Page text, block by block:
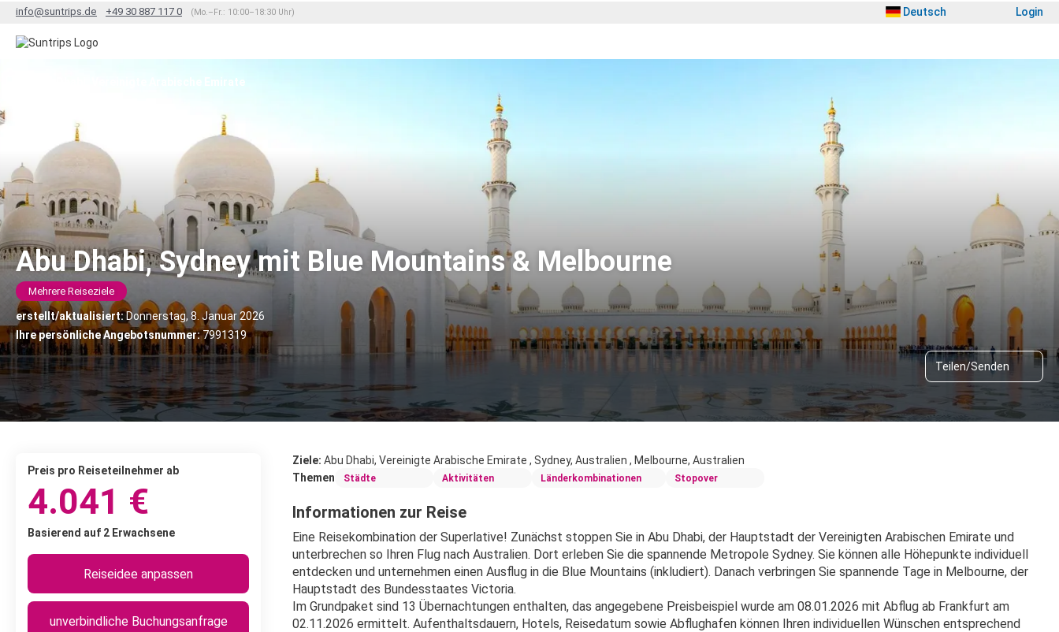
info@suntrips.de +49 30 887 117 0 (Mo.–Fr.: 10:00–18:30 Uhr) Deutsch Login
Abu Dhabi, Sydney mit Blue Mountains & Melbourne
Mehrere Reiseziele
erstellt/aktualisiert:Donnerstag, 8. Januar 2026
Ihre persönliche Angebotsnummer:7991319
Teilen/Senden
Abu Dhabi, Vereinigte Arabische Emirate
Ziele: Abu Dhabi, Vereinigte Arabische Emirate , Sydney, Australien , Melbourne, Australien
Themen
Städte Aktivitäten Länderkombinationen Stopover
Informationen zur Reise
Eine Reisekombination der Superlative! Zunächst stoppen Sie in Abu Dhabi, der Hauptstadt der Vereinigten Arabischen Emirate und
unterbrechen so Ihren Flug nach Australien. Dort erleben Sie die spannende Metropole Sydney. Sie können alle Höhepunkte individuell
entdecken und unternehmen einen Ausflug in die Blue Mountains (inkludiert). Danach verbringen Sie spannende Tage in Melbourne, der
Hauptstadt des Bundesstaates Victoria.
Im Grundpaket sind 13 Übernachtungen enthalten, das angegebene Preisbeispiel wurde am 08.01.2026 mit Abflug ab Frankfurt am
02.11.2026 ermittelt. Aufenthaltsdauern, Hotels, Reisedatum sowie Abflughafen können Ihren individuellen Wünschen entsprechend
Preis pro Reiseteilnehmer ab
4.041 €
Basierend auf 2 Erwachsene
Reiseidee anpassen
unverbindliche Buchungsanfrage